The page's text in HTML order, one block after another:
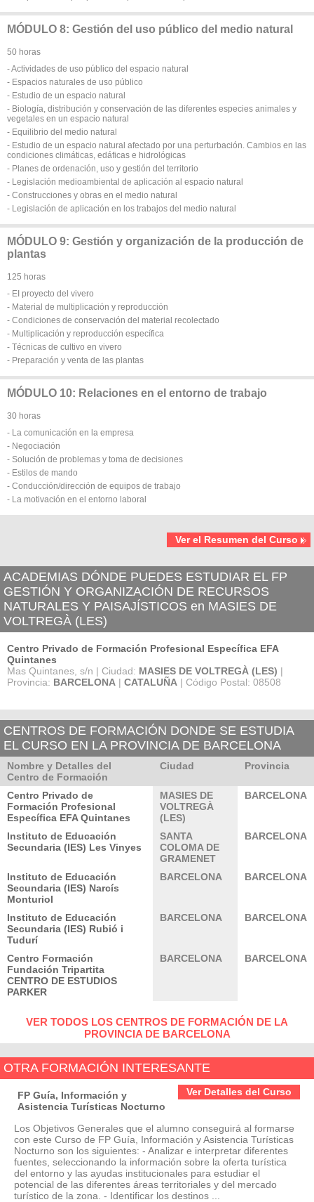
MÓDULO 8: Gestión del uso público del medio natural
50 horas
- Actividades de uso público del espacio natural
- Espacios naturales de uso público
- Estudio de un espacio natural
- Biología, distribución y conservación de las diferentes especies animales y
vegetales en un espacio natural
- Equilibrio del medio natural
- Estudio de un espacio natural afectado por una perturbación. Cambios en las
condiciones climáticas, edáficas e hidrológicas
- Planes de ordenación, uso y gestión del territorio
- Legislación medioambiental de aplicación al espacio natural
- Construcciones y obras en el medio natural
- Legislación de aplicación en los trabajos del medio natural
MÓDULO 9: Gestión y organización de la producción de
plantas
125 horas
- EI proyecto del vivero
- Material de multiplicación y reproducción
- Condiciones de conservación del material recolectado
- Multiplicación y reproducción específica
- Técnicas de cultivo en vivero
- Preparación y venta de las plantas
MÓDULO 10: Relaciones en el entorno de trabajo
30 horas
- La comunicación en la empresa
- Negociación
- Solución de problemas y toma de decisiones
- Estilos de mando
- Conducción/dirección de equipos de trabajo
- La motivación en el entorno laboral
Ver el Resumen del Curso
ACADEMIAS DÓNDE PUEDES ESTUDIAR EL FP
GESTIÓN Y ORGANIZACIÓN DE RECURSOS
NATURALES Y PAISAJÍSTICOS en MASIES DE
VOLTREGÀ (LES)
Centro Privado de Formación Profesional Específica EFA
Quintanes
Mas Quintanes, s/n | Ciudad: MASIES DE VOLTREGÀ (LES) |
Provincia: BARCELONA | CATALUÑA | Código Postal: 08508
CENTROS DE FORMACIÓN DONDE SE ESTUDIA
EL CURSO EN LA PROVINCIA DE BARCELONA
Nombre y Detalles del
Centro de Formación
Ciudad Provincia
Centro Privado de
Formación Profesional
Específica EFA Quintanes
MASIES DE
VOLTREGÀ
(LES)
BARCELONA
Instituto de Educación
Secundaria (IES) Les Vinyes
SANTA
COLOMA DE
GRAMENET
BARCELONA
Instituto de Educación
Secundaria (IES) Narcís
Monturiol
BARCELONA BARCELONA
Instituto de Educación
Secundaria (IES) Rubió i
Tudurí
BARCELONA BARCELONA
Centro Formación
Fundación Tripartita
CENTRO DE ESTUDIOS
PARKER
BARCELONA BARCELONA
VER TODOS LOS CENTROS DE FORMACIÓN DE LA
PROVINCIA DE BARCELONA
OTRA FORMACIÓN INTERESANTE
Ver Detalles del Curso
FP Guía, Información y
Asistencia Turísticas Nocturno
Los Objetivos Generales que el alumno conseguirá al formarse
con este Curso de FP Guía, Información y Asistencia Turísticas
Nocturno son los siguientes: - Analizar e interpretar diferentes
fuentes, seleccionando la información sobre la oferta turística
del entorno y las ayudas institucionales para estudiar el
potencial de las diferentes áreas territoriales y del mercado
turístico de la zona. - Identificar los destinos ...